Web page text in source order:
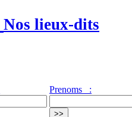
Nos lieux-dits
Prenoms :